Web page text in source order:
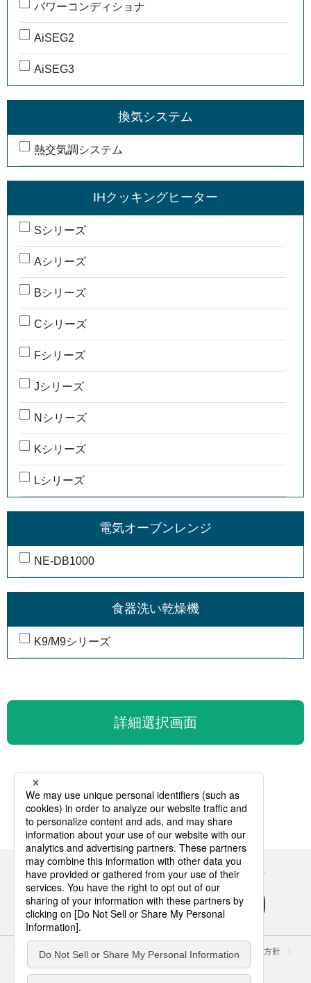
パワーコンディショナ
AiSEG2
AiSEG3
換気システム
熱交気調システム
IHクッキングヒーター
Sシリーズ
Aシリーズ
Bシリーズ
Cシリーズ
Fシリーズ
Jシリーズ
Nシリーズ
Kシリーズ
Lシリーズ
電気オーブンレンジ
NE-DB1000
食器洗い乾燥機
K9/M9シリーズ
詳細選択画面
Panasonicの住まい・くらし SNSアカウント
サイトのご利用にあたって クッキーポリシー
個人情報保護方針
パナソニック ホールディングス